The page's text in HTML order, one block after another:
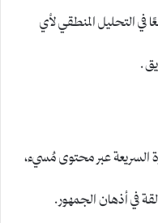
التحليل المنطقي لأي
عبر محتوى مُسيء،
في أذهان الجمهور.